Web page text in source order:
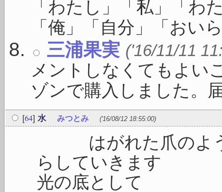
「わたし」「私」「わ
「俺」「自分」「おい
三浦果実 ('16/11/11
メントしなくてもよい
ゾンで購入しました。
[64] 水 みつとみ ('16/08/12 18:55:00)
はがれた爪のよう
らしてい
光の底とし